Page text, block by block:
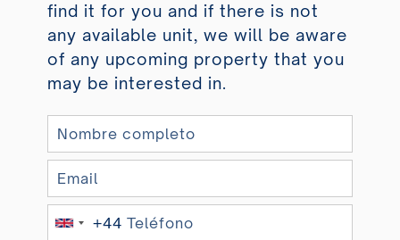
find it for you and if there is not
any available unit, we will be aware
of any upcoming property that you
may be interested in.
U
+44